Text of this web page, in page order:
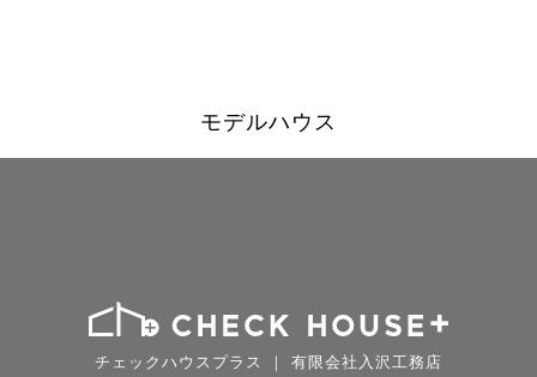
モデルハウス
チェックハウスプラス ｜ 有限会社入沢工務店